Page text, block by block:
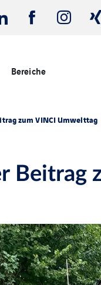
Bereiche
zum VINCI Umwelttag
Beitrag